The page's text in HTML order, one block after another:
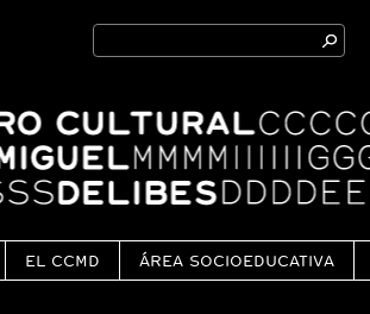
Search
for:
EL CCMD ÁREA SOCIOEDUCATIVA